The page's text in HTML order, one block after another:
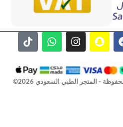
- المتجر الطبي السعودي 2026©